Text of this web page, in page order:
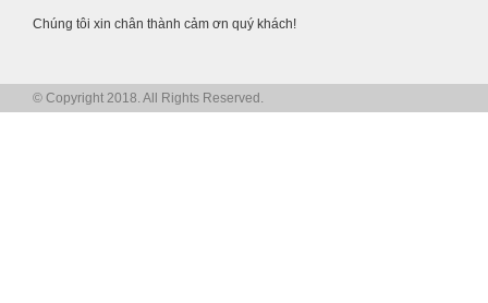
Chúng tôi xin chân thành cảm ơn quý khách!
© Copyright 2018. All Rights Reserved.